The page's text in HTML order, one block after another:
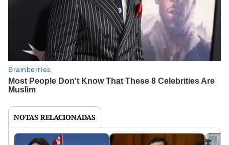
NOTAS RELACIONADAS